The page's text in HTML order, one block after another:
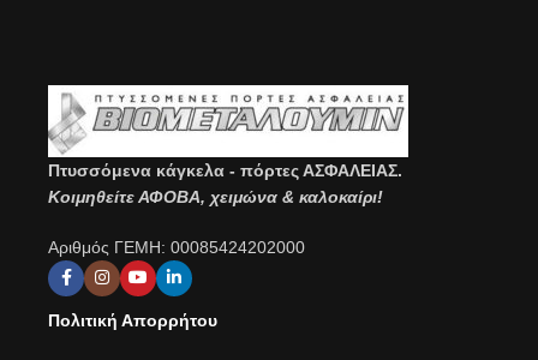
Πτυσσόμενα κάγκελα - πόρτες ΑΣΦΑΛΕΙΑΣ.
Κοιμηθείτε ΑΦΟΒΑ, χειμώνα & καλοκαίρι!
Αριθμός ΓΕΜΗ: 00085424202000
Πολιτική Απορρήτου